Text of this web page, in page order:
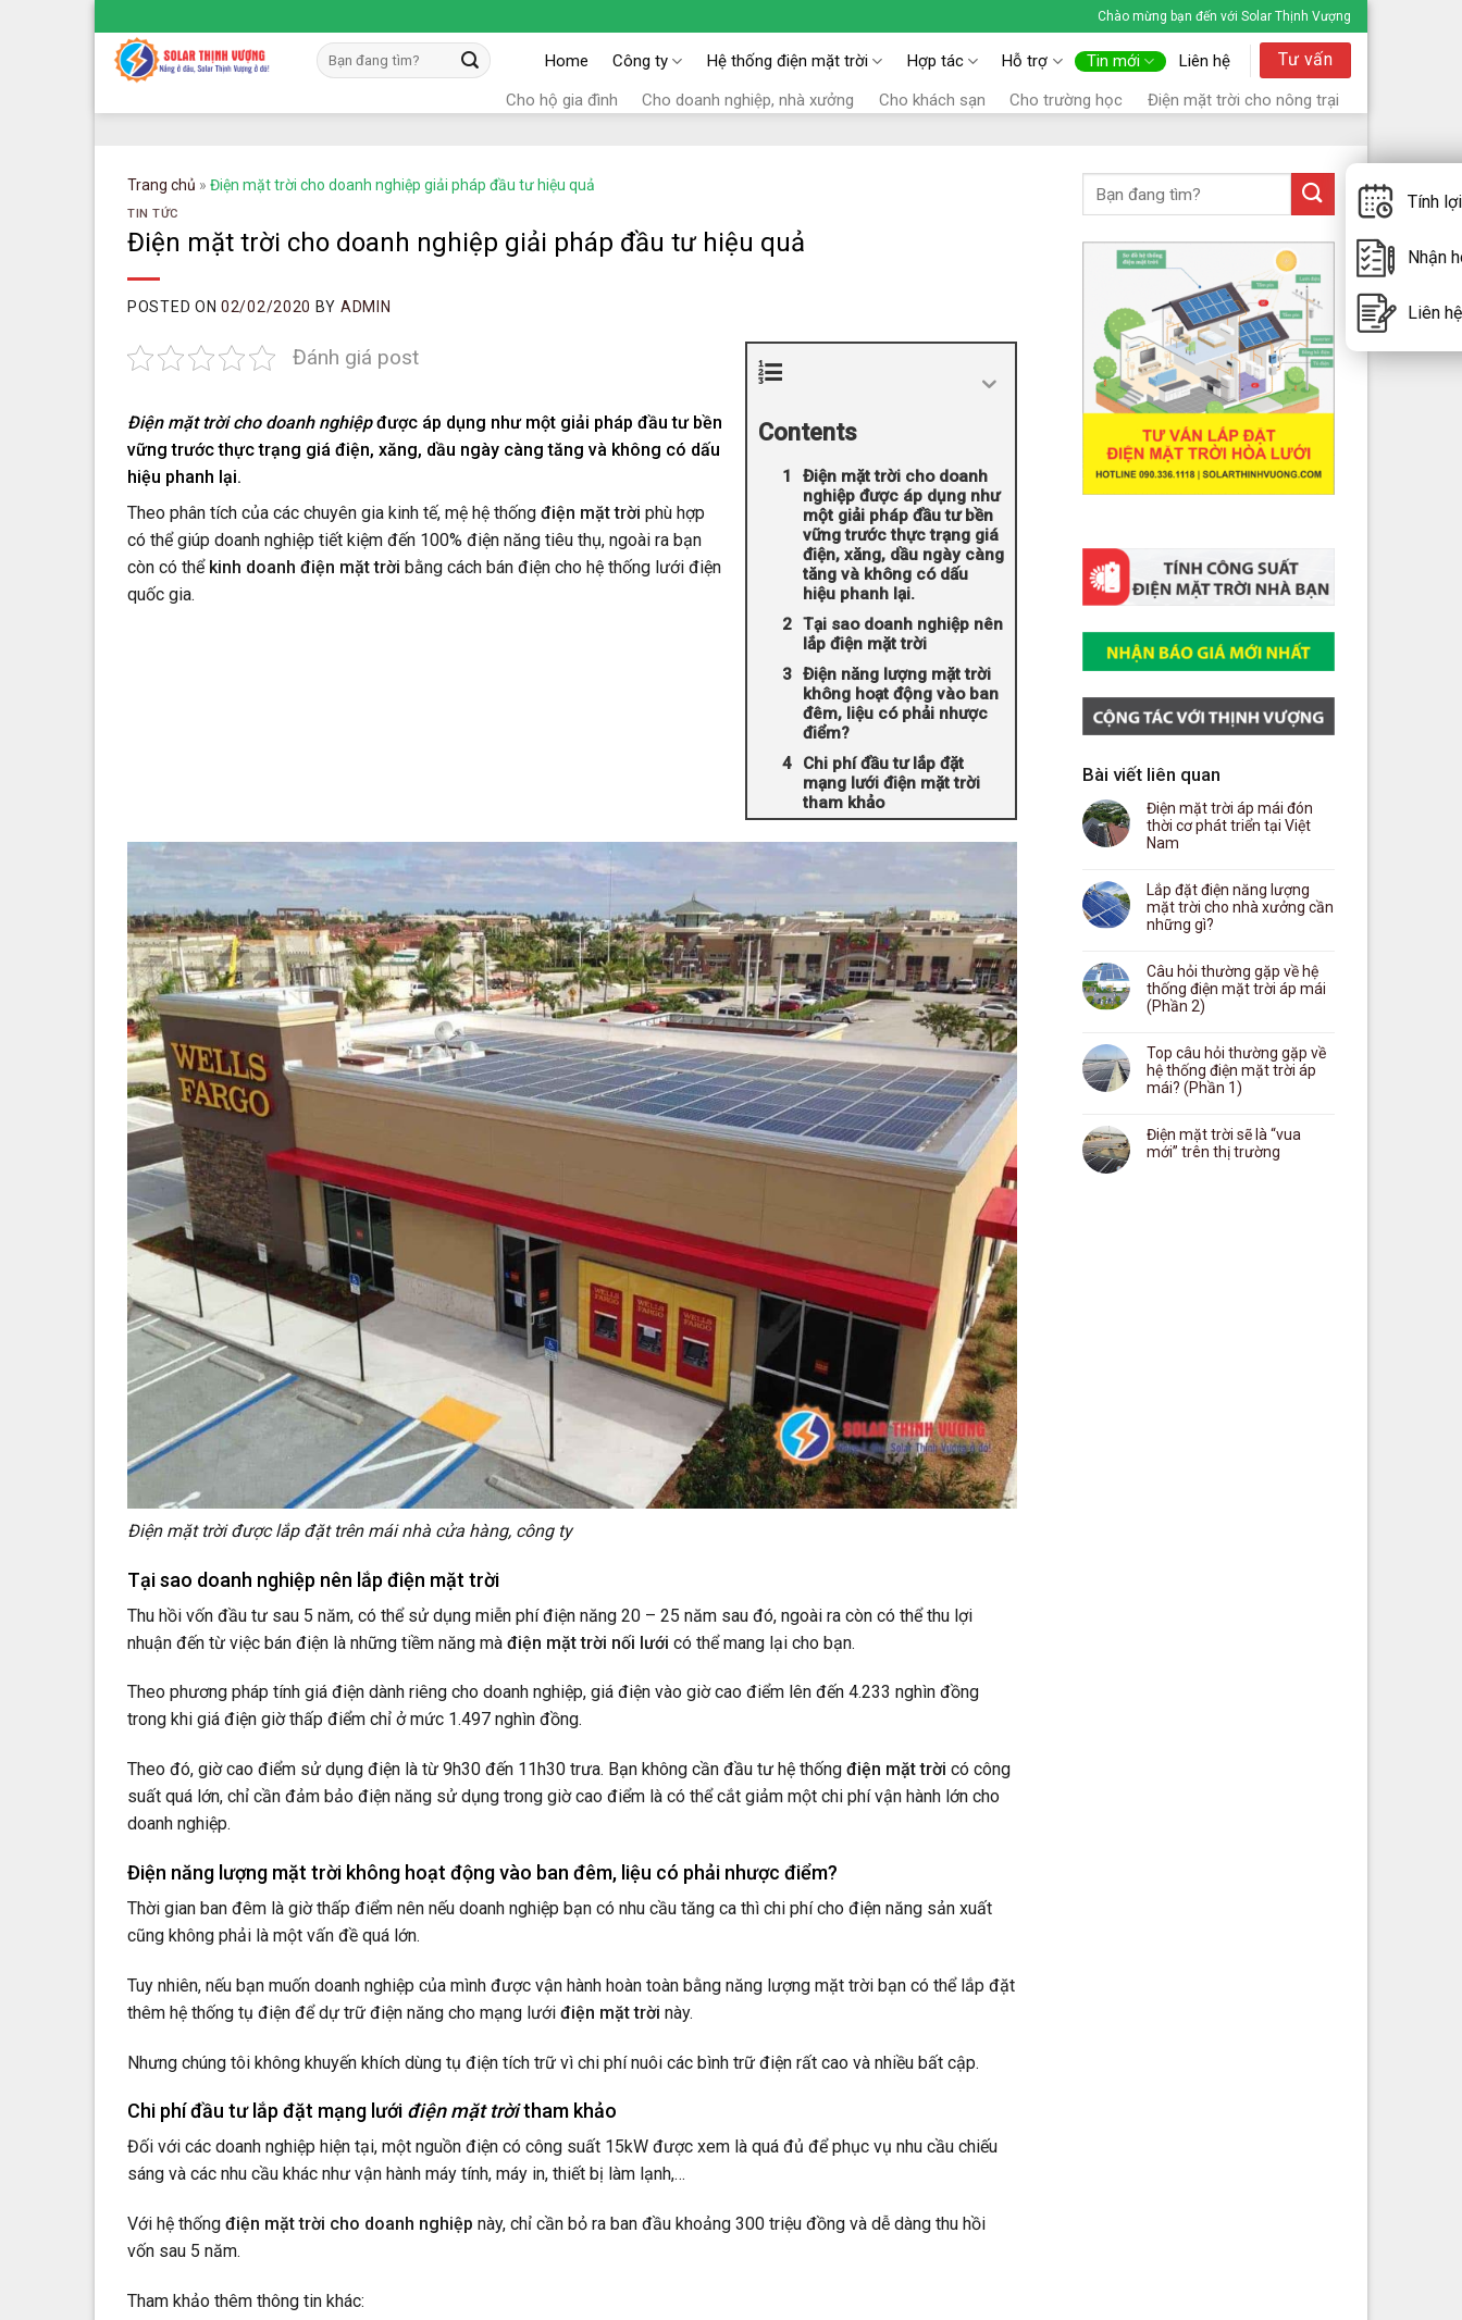
to
content
Chào mừng bạn đến với Solar Thịnh Vượng
Tìm
kiếm:
Home Công ty Hệ thống điện mặt trời Hợp tác Hỗ trợ Tin mới Liên hệ Tư vấn
Cho hộ gia đình Cho doanh nghiệp, nhà xưởng Cho khách sạn Cho trường học Điện mặt trời cho nông trại
Trang chủ » Điện mặt trời cho doanh nghiệp giải pháp đầu tư hiệu quả
TIN TỨC
Điện mặt trời cho doanh nghiệp giải pháp đầu tư hiệu quả
POSTED ON 02/02/2020 BY ADMIN
Contents
Điện mặt trời cho doanh
nghiệp được áp dụng như
một giải pháp đầu tư bền
vững trước thực trạng giá
điện, xăng, dầu ngày càng
tăng và không có dấu
hiệu phanh lại.
Tại sao doanh nghiệp nên
lắp điện mặt trời
Điện năng lượng mặt trời
không hoạt động vào ban
đêm, liệu có phải nhược
điểm?
Chi phí đầu tư lắp đặt
mạng lưới điện mặt trời
tham khảo
Đánh giá post
Điện mặt trời cho doanh nghiệpđược áp dụng như một giải pháp đầu tư bền
vững trước thực trạng giá điện, xăng, dầu ngày càng tăng và không có dấu
hiệu phanh lại.
Theo phân tích của các chuyên gia kinh tế, mệ hệ thống điện mặt trời phù hợp
có thể giúp doanh nghiệp tiết kiệm đến 100% điện năng tiêu thụ, ngoài ra bạn
còn có thể kinh doanh điện mặt trời bằng cách bán điện cho hệ thống lưới điện
quốc gia.
Điện mặt trời được lắp đặt trên mái nhà cửa hàng, công ty
Tại sao doanh nghiệp nên lắp điện mặt trời
Thu hồi vốn đầu tư sau 5 năm, có thể sử dụng miễn phí điện năng 20 – 25 năm sau đó, ngoài ra còn có thể thu lợi
nhuận đến từ việc bán điện là những tiềm năng mà điện mặt trời nối lưới có thể mang lại cho bạn.
Theo phương pháp tính giá điện dành riêng cho doanh nghiệp, giá điện vào giờ cao điểm lên đến 4.233 nghìn đồng
trong khi giá điện giờ thấp điểm chỉ ở mức 1.497 nghìn đồng.
Theo đó, giờ cao điểm sử dụng điện là từ 9h30 đến 11h30 trưa. Bạn không cần đầu tư hệ thống điện mặt trời có công
suất quá lớn, chỉ cần đảm bảo điện năng sử dụng trong giờ cao điểm là có thể cắt giảm một chi phí vận hành lớn cho
doanh nghiệp.
Điện năng lượng mặt trời không hoạt động vào ban đêm, liệu có phải nhược điểm?
Thời gian ban đêm là giờ thấp điểm nên nếu doanh nghiệp bạn có nhu cầu tăng ca thì chi phí cho điện năng sản xuất
cũng không phải là một vấn đề quá lớn.
Tuy nhiên, nếu bạn muốn doanh nghiệp của mình được vận hành hoàn toàn bằng năng lượng mặt trời bạn có thể lắp đặt
thêm hệ thống tụ điện để dự trữ điện năng cho mạng lưới điện mặt trời này.
Nhưng chúng tôi không khuyến khích dùng tụ điện tích trữ vì chi phí nuôi các bình trữ điện rất cao và nhiều bất cập.
Chi phí đầu tư l ắp đặt mạng lưới điện mặt trờitham khảo
Đối với các doanh nghiệp hiện tại, một nguồn điện có công suất 15kW được xem là quá đủ để phục vụ nhu cầu chiếu
sáng và các nhu cầu khác như vận hành máy tính, máy in, thiết bị làm lạnh,…
Với hệ thống điện mặt trời cho doanh nghiệp này, chỉ cần bỏ ra ban đầu khoảng 300 triệu đồng và dễ dàng thu hồi
vốn sau 5 năm.
Tham khảo thêm thông tin khác:
Bài viết liên quan
Điện mặt trời áp mái đón
thời cơ phát triển tại Việt
Nam
Lắp đặt điện năng lượng
mặt trời cho nhà xưởng cần
những gì?
Câu hỏi thường gặp về hệ
thống điện mặt trời áp mái
(Phần 2)
Top câu hỏi thường gặp về
hệ thống điện mặt trời áp
mái? (Phần 1)
Điện mặt trời sẽ là “vua
mới” trên thị trường
Tính
Nhận
Liên